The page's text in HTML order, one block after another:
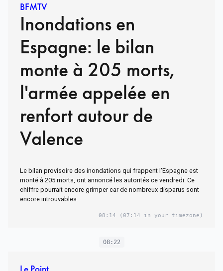
BFMTV
Inondations en
Espagne: le bilan
monte à 205 morts,
l'armée appelée en
renfort autour de
Valence
Le bilan provisoire des inondations qui frappent l'Espagne est
monté à 205 morts, ont annoncé les autorités ce vendredi. Ce
chiffre pourrait encore grimper car de nombreux disparus sont
encore introuvables.
08:14 (07:14 in your timezone)
08:22